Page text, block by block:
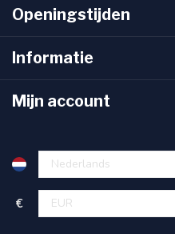
Openingstijden
Informatie
Mijn account
€